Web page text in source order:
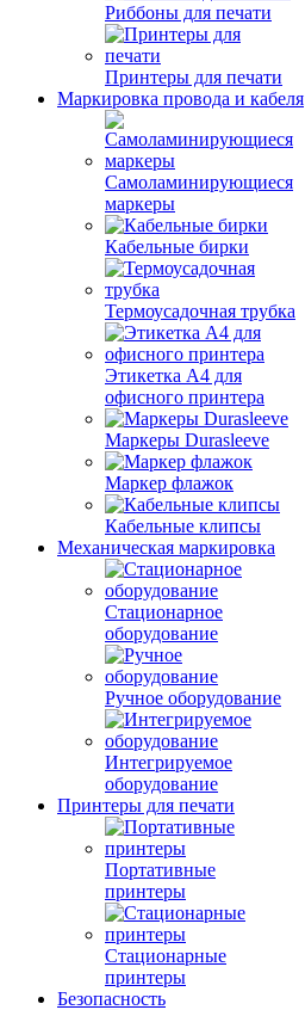
Риббоны для печати
Принтеры для печати
Маркировка провода и кабеля
Самоламинирующиеся
маркеры
Кабельные бирки
Термоусадочная трубка
Этикетка А4 для
офисного принтера
Маркеры Durasleeve
Маркер флажок
Кабельные клипсы
Механическая маркировка
Стационарное
оборудование
Ручное оборудование
Интегрируемое
оборудование
Принтеры для печати
Портативные
принтеры
Стационарные
принтеры
Безопасность